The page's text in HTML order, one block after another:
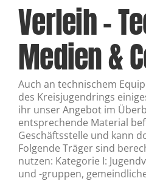
Verleih –
Medien &
Auch an technischem
des Kreisjugendrings
ihr unser Angebot im
entsprechende Material
Geschäftsstelle und kann
Folgende Träger sind
nutzen: Kategorie I:
und -gruppen,